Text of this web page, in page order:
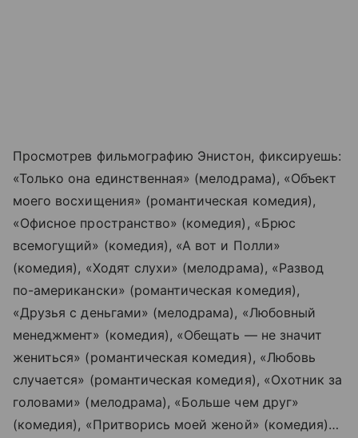
Просмотрев фильмографию Энистон, фиксируешь:
«Только она единственная» (мелодрама), «Объект
моего восхищения» (романтическая комедия),
«Офисное пространство» (комедия), «Брюс
всемогущий» (комедия), «А вот и Полли»
(комедия), «Ходят слухи» (мелодрама), «Развод
по-американски» (романтическая комедия),
«Друзья с деньгами» (мелодрама), «Любовный
менеджмент» (комедия), «Обещать — не значит
жениться» (романтическая комедия), «Любовь
случается» (романтическая комедия), «Охотник за
головами» (мелодрама), «Больше чем друг»
(комедия), «Притворись моей женой» (комедия)…